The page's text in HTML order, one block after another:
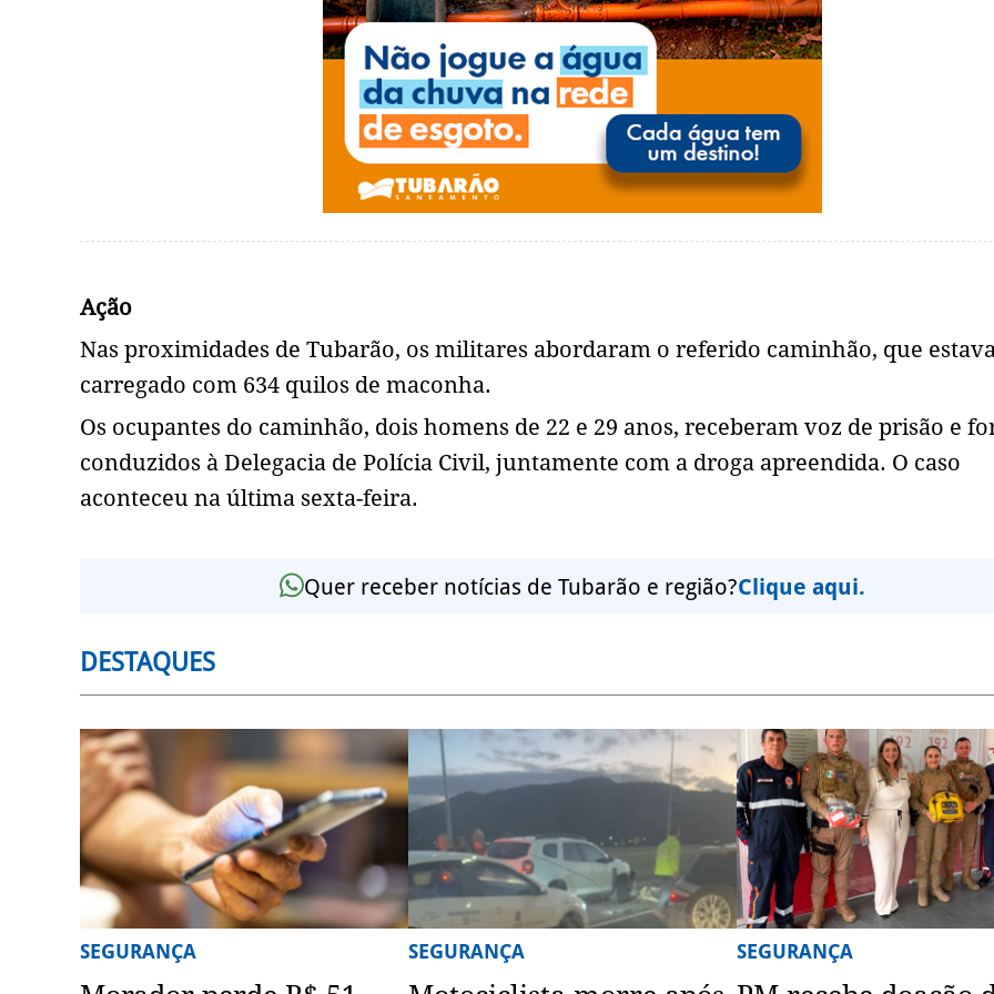
Ação
Nas proximidades de Tubarão, os militares abordaram o referido caminhão, que
carregado com 634 quilos de maconha.
Os ocupantes do caminhão, dois homens de 22 e 29 anos, receberam voz de prisão e
conduzidos à Delegacia de Polícia Civil, juntamente com a droga apreendida. O caso
aconteceu na última sexta-feira.
Quer receber notícias de Tubarão e região?Clique aqui.
DESTAQUES
SEGURANÇA SEGURANÇA SEGURANÇA